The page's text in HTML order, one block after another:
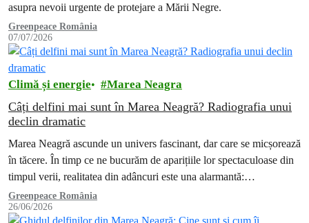
asupra nevoii urgente de protejare a Mării Negre.
Greenpeace România
07/07/2026
Climă și energie Marea Neagra
Câți delfini mai sunt în Marea Neagră? Radiografia unui
declin dramatic
Marea Neagră ascunde un univers fascinant, dar care se micșorează
în tăcere. În timp ce ne bucurăm de aparițiile lor spectaculoase din
timpul verii, realitatea din adâncuri este una alarmantă:…
Greenpeace România
26/06/2026